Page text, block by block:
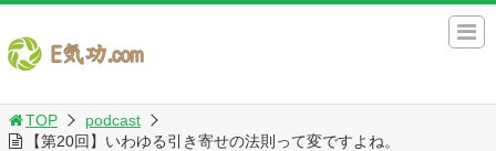
TOP
podcast
【第20回】いわゆる引き寄せの法則って変ですよね。